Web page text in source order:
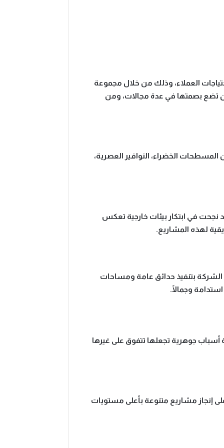
العملاء، وذلك من خلال مجموعة
تضع بصمتها في عدة مجالات، ومن
الخضراء، النوافير العصرية،
نجحت في ابتكار بيئات خارجية تعكس
لهذه المشاريع.
بتنفيذ حدائق عامة ومساحات
وجمالًا.
أسباب جوهرية تجعلها تتفوق على غيرها
إنجاز مشاريع متنوعة بأعلى مستويات